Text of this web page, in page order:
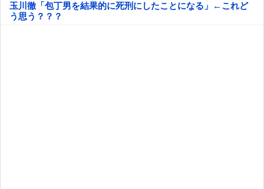
玉川徹「包丁男を結果的に死刑にしたことになる」←これど
う思う？？？